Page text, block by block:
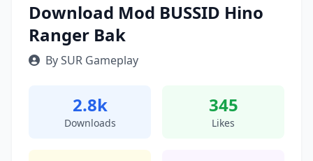
Download Mod BUSSID Hino
Ranger Bak
By SUR Gameplay
2.8k
Downloads
345
Likes